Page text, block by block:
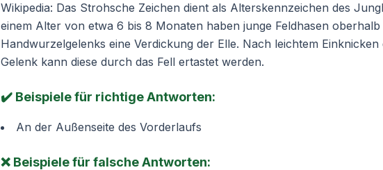
Wikipedia: Das Strohsche Zeichen dient als Alterskennzeichen des
einem Alter von etwa 6 bis 8 Monaten haben junge Feldhasen oberhalb
Handwurzelgelenks eine Verdickung der Elle. Nach leichtem Einknicken
Gelenk kann diese durch das Fell ertastet werden.
✔️ Beispiele für richtige Antworten:
An der Außenseite des Vorderlaufs
❌ Beispiele für falsche Antworten: